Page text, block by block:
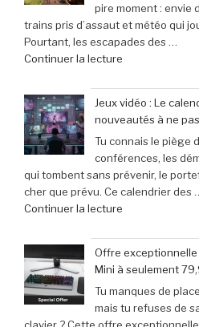
:
le
rendez-
des
passionnés
de
jeux
vidéo
en
Afrique »
pire moment : envie
trains pris d’assaut et météo qui
Pourtant, les escapades des …
Continuer la lecture
31
mai
2026
:
29
escapades
votre
week-
end »
Jeux vidéo : Le
nouveautés à ne
Tu connais le piège
conférences, les
qui tombent sans prévenir, le
cher que prévu. Ce calendrier des
Continuer la lecture
vidéo
:
Le
calendrier
incontournable
Offre exceptionnelle
Mini à seulement
Tu manques de
mais tu refuses de